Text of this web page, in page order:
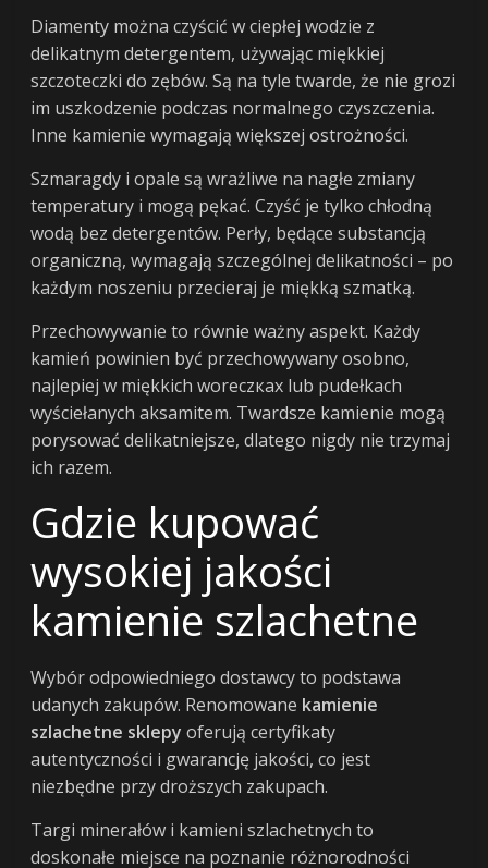
Diamenty można czyścić w ciepłej wodzie z
delikatnym detergentem, używając miękkiej
szczoteczki do zębów. Są na tyle twarde, że nie grozi
im uszkodzenie podczas normalnego czyszczenia.
Inne kamienie wymagają większej ostrożności.
Szmaragdy i opale są wrażliwe na nagłe zmiany
temperatury i mogą pękać. Czyść je tylko chłodną
wodą bez detergentów. Perły, będące substancją
organiczną, wymagają szczególnej delikatności – po
każdym noszeniu przecieraj je miękką szmatką.
Przechowywanie to równie ważny aspekt. Każdy
kamień powinien być przechowywany osobno,
najlepiej w miękkich woreczках lub pudełkach
wyściełanych aksamitem. Twardsze kamienie mogą
porysować delikatniejsze, dlatego nigdy nie trzymaj
ich razem.
Gdzie kupować
wysokiej jakości
kamienie szlachetne
Wybór odpowiedniego dostawcy to podstawa
udanych zakupów. Renomowane kamienie
szlachetne sklepy oferują certyfikaty
autentyczności i gwarancję jakości, co jest
niezbędne przy droższych zakupach.
Targi minerałów i kamieni szlachetnych to
doskonałe miejsce na poznanie różnorodności